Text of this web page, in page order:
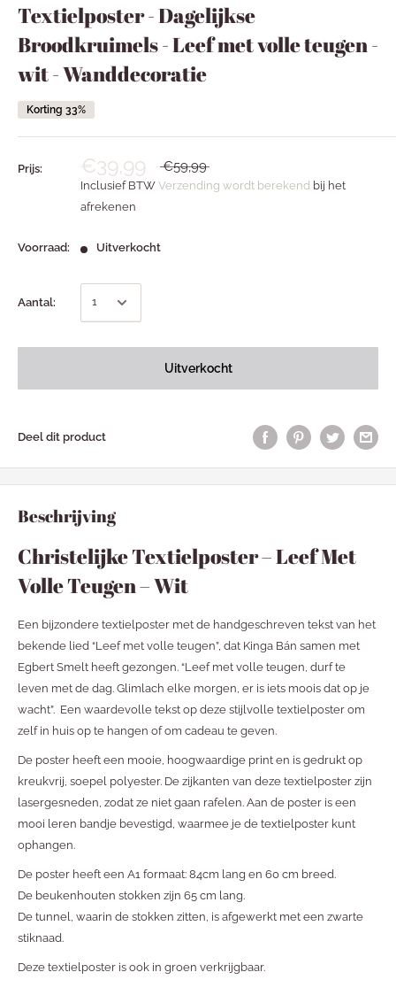
Textielposter - Dagelijkse
Broodkruimels - Leef met volle teugen -
wit - Wanddecoratie
Korting 33%
Prijs: €39,99 €59,99
Inclusief BTW Verzending wordt berekend bij het
afrekenen
Voorraad: Uitverkocht
Aantal:
Uitverkocht
Deel dit product
Beschrijving
Christelijke Textielposter – Leef Met
Volle Teugen – Wit
Een bijzondere textielposter met de handgeschreven tekst van het
bekende lied “Leef met volle teugen”, dat Kinga Bán samen met
Egbert Smelt heeft gezongen. “Leef met volle teugen, durf te
leven met de dag. Glimlach elke morgen, er is iets moois dat op je
wacht”. Een waardevolle tekst op deze stijlvolle textielposter om
zelf in huis op te hangen of om cadeau te geven.
De poster heeft een mooie, hoogwaardige print en is gedrukt op
kreukvrij, soepel polyester. De zijkanten van deze textielposter zijn
lasergesneden, zodat ze niet gaan rafelen. Aan de poster is een
mooi leren bandje bevestigd, waarmee je de textielposter kunt
ophangen.
De poster heeft een A1 formaat: 84cm lang en 60 cm breed.
De beukenhouten stokken zijn 65 cm lang.
De tunnel, waarin de stokken zitten, is afgewerkt met een zwarte
stiknaad.
Deze textielposter is ook in groen verkrijgbaar.